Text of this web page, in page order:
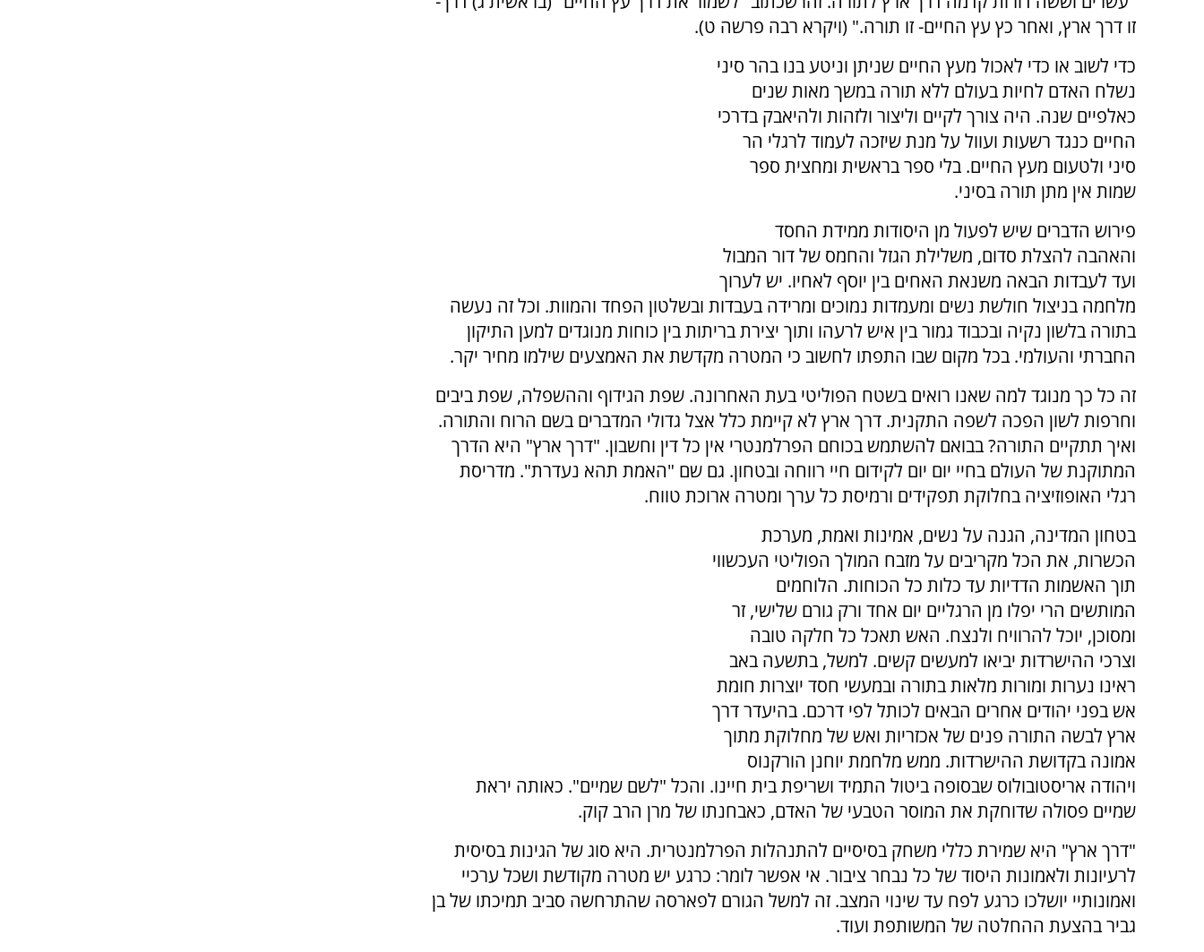
זו דרך ארץ, ואחר כץ עץ החיים- זו תורה." (ויקרא רבה פרשה ט).
כדי לשוב או כדי לאכול מעץ החיים שניתן וניטע בנו בהר סיני
נשלח האדם לחיות בעולם ללא תורה במשך מאות שנים
כאלפיים שנה. היה צורך לקיים וליצור ולזהות ולהיאבק בדרכי
החיים כנגד רשעות ועוול על מנת שיזכה לעמוד לרגלי הר
סיני ולטעום מעץ החיים. בלי ספר בראשית ומחצית ספר
שמות אין מתן תורה בסיני.
פירוש הדברים שיש לפעול מן היסודות ממידת החסד
והאהבה להצלת סדום, משלילת הגזל והחמס של דור המבול
ועד לעבדות הבאה משנאת האחים בין יוסף לאחיו. יש לערוך
מלחמה בניצול חולשת נשים ומעמדות נמוכים ומרידה בעבדות ובשלטון הפחד והמוות. וכל זה נעשה
בתורה בלשון נקיה ובכבוד גמור בין איש לרעהו ותוך יצירת בריתות בין כוחות מנוגדים למען התיקון
החברתי והעולמי. בכל מקום שבו התפתו לחשוב כי המטרה מקדשת את האמצעים שילמו מחיר יקר.
זה כל כך מנוגד למה שאנו רואים בשטח הפוליטי בעת האחרונה. שפת הגידוף וההשפלה, שפת ביבים
וחרפות לשון הפכה לשפה התקנית. דרך ארץ לא קיימת כלל אצל גדולי המדברים בשם הרוח והתורה.
ואיך תתקיים התורה? בבואם להשתמש בכוחם הפרלמנטרי אין כל דין וחשבון. "דרך ארץ" היא הדרך
המתוקנת של העולם בחיי יום יום לקידום חיי רווחה ובטחון. גם שם "האמת תהא נעדרת". מדריסת
רגלי האופוזיציה בחלוקת תפקידים ורמיסת כל ערך ומטרה ארוכת טווח.
בטחון המדינה, הגנה על נשים, אמינות ואמת, מערכת
הכשרות, את הכל מקריבים על מזבח המולך הפוליטי העכשווי
תוך האשמות הדדיות עד כלות כל הכוחות. הלוחמים
המותשים הרי יפלו מן הרגליים יום אחד ורק גורם שלישי, זר
ומסוכן, יוכל להרוויח ולנצח. האש תאכל כל חלקה טובה
וצרכי ההישרדות יביאו למעשים קשים. למשל, בתשעה באב
ראינו נערות ומורות מלאות בתורה ובמעשי חסד יוצרות חומת
אש בפני יהודים אחרים הבאים לכותל לפי דרכם. בהיעדר דרך
ארץ לבשה התורה פנים של אכזריות ואש של מחלוקת מתוך
אמונה בקדושת ההישרדות. ממש מלחמת יוחנן הורקנוס
ויהודה אריסטובולוס שבסופה ביטול התמיד ושריפת בית חיינו. והכל "לשם שמיים". כאותה יראת
שמיים פסולה שדוחקת את המוסר הטבעי של האדם, כאבחנתו של מרן הרב קוק.
"דרך ארץ" היא שמירת כללי משחק בסיסיים להתנהלות הפרלמנטרית. היא סוג של הגינות בסיסית
לרעיונות ולאמונות היסוד של כל נבחר ציבור. אי אפשר לומר: כרגע יש מטרה מקודשת ושכל ערכיי
ואמונותיי יושלכו כרגע לפח עד שינוי המצב. זה למשל הגורם לפארסה שהתרחשה סביב תמיכתו של בן
גביר בהצעת ההחלטה של המשותפת ועוד.